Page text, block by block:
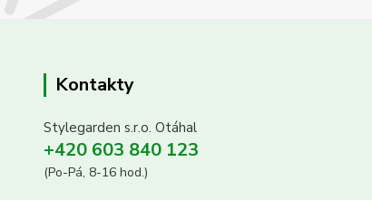
Kontakty
Stylegarden s.r.o. Otáhal
+420 603 840 123
(Po-Pá, 8-16 hod.)